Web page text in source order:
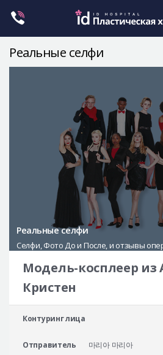
Ортогнатическая хирургия
Маммопластика
Контуринг тела
Let Me In
О клинике id
Безопасная хирургия
Консультация
Реальные До/После селфи
Реальные селфи
Реальные селфи
Селфи, Фото До и После, и отзывы
Модель-косплеер
Кристен
Контуринг лица
Отправитель 마리아 마리아